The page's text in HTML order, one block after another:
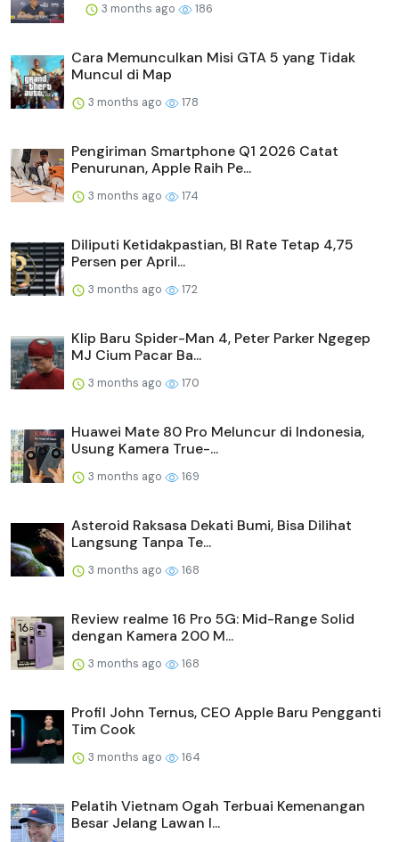
3 months ago 186
Cara Memunculkan Misi GTA 5 yang Tidak
Muncul di Map
3 months ago 178
Pengiriman Smartphone Q1 2026 Catat
Penurunan, Apple Raih Pe...
3 months ago 174
Diliputi Ketidakpastian, BI Rate Tetap 4,75
Persen per April...
3 months ago 172
Klip Baru Spider-Man 4, Peter Parker Ngegep
MJ Cium Pacar Ba...
3 months ago 170
Huawei Mate 80 Pro Meluncur di Indonesia,
Usung Kamera True-...
3 months ago 169
Asteroid Raksasa Dekati Bumi, Bisa Dilihat
Langsung Tanpa Te...
3 months ago 168
Review realme 16 Pro 5G: Mid-Range Solid
dengan Kamera 200 M...
3 months ago 168
Profil John Ternus, CEO Apple Baru Pengganti
Tim Cook
3 months ago 164
Pelatih Vietnam Ogah Terbuai Kemenangan
Besar Jelang Lawan I...